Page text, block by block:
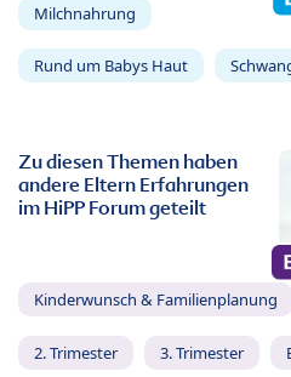
Milchnahrung
Rund um Babys Haut
Zu diesen Themen haben
andere Eltern Erfahrungen
im HiPP Forum geteilt
Kinderwunsch & Familienplanung
2. Trimester 3. Trimester